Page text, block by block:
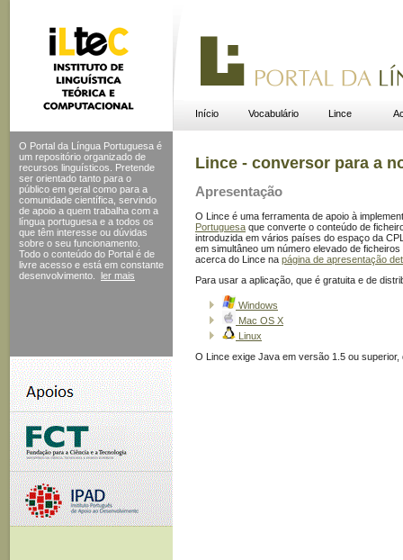
Início Vocabulário Lince
O Portal da Língua Portuguesa é
um repositório organizado de
recursos linguísticos. Pretende
ser orientado tanto para o
público em geral como para a
comunidade científica, servindo
de apoio a quem trabalha com a
língua portuguesa e a todos os
que têm interesse ou dúvidas
sobre o seu funcionamento.
Todo o conteúdo do Portal é de
livre acesso e está em constante
desenvolvimento.
ler mais
Lince - conversor para a
Apresentação
O Lince é uma ferramenta de apoio à
Portuguesa que converte o conteúdo de
introduzida em vários países do espaço da
em simultâneo um número elevado de
acerca do Lince na página de apresentação
Para usar a aplicação, que é gratuita e de
Windows
Mac OS X
Linux
O Lince exige Java em versão 1.5 ou